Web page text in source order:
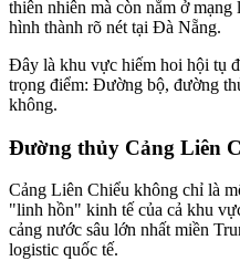
thiên nhiên mà còn nằm ở
hình thành rõ nét tại Đà Nẵng.
Đây là khu vực hiếm hoi hội tụ
trọng điểm: Đường bộ, đường
không.
Đường thủy Cảng Liên
Cảng Liên Chiểu không chỉ là
"linh hồn" kinh tế của cả khu
cảng nước sâu lớn nhất miền
logistic quốc tế.